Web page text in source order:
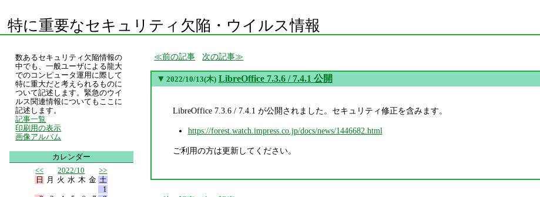
特に重要なセキュリティ欠陥・ウイルス情報
前の記事 次の記事
▼ 2022/10/13(木) LibreOffice 7.3.6 / 7.4.1 公開
LibreOffice 7.3.6 / 7.4.1 が公開されました。セキュリティ修正を含みます。
https://forest.watch.impress.co.jp/docs/news/1446682.html
ご利用の方は更新してください。
数あるセキュリティ欠陥情報の
中でも、一般ユーザによる龍大
でのコンピュータ運用に際して
特に重大だと考えられるものに
ついて記述します。緊急のウイ
ルス関連情報についてもここに
記述します。
記事一覧
印刷用の表示
画像アルバム
カレンダー
<<
2022/10
>>
日
月 火 水 木 金 土
1